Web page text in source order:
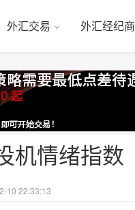
外汇交易 外汇经纪商
机情绪指数
10 22:33:13